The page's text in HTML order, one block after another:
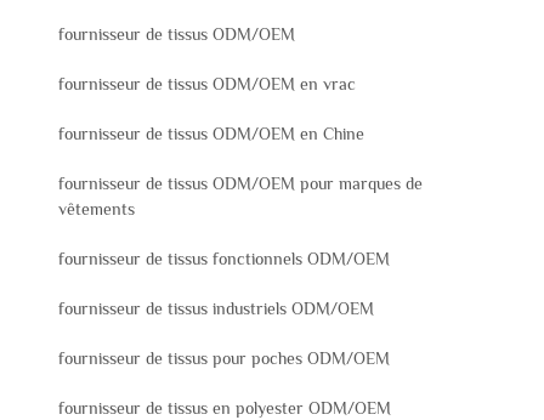
fournisseur de tissus ODM/OEM
fournisseur de tissus ODM/OEM en vrac
fournisseur de tissus ODM/OEM en Chine
fournisseur de tissus ODM/OEM pour marques de
vêtements
fournisseur de tissus fonctionnels ODM/OEM
fournisseur de tissus industriels ODM/OEM
fournisseur de tissus pour poches ODM/OEM
fournisseur de tissus en polyester ODM/OEM